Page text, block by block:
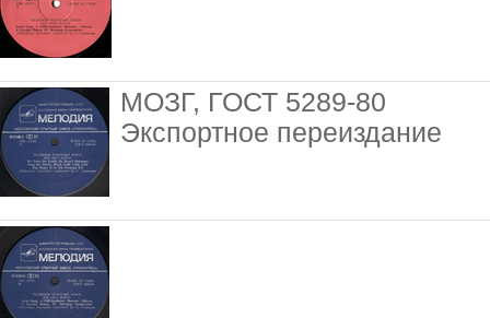
МОЗГ, ГОСТ 5289-80
Экспортное переиздание